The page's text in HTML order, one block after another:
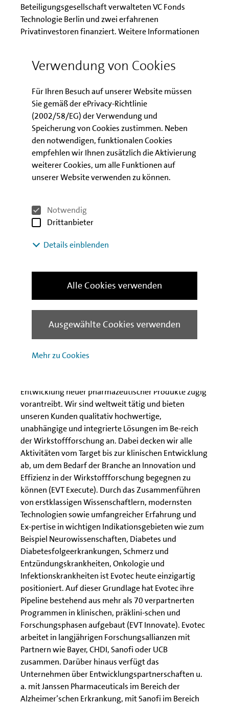
Verwendung von Cookies
Für Ihren Besuch auf unserer Website müssen
Sie gemäß der ePrivacy-Richtlinie
(2002/58/EG) der Verwendung und
Speicherung von Cookies zustimmen. Neben
den notwendigen, funktionalen Cookies
empfehlen wir Ihnen zusätzlich die Aktivierung
weiterer Cookies, um alle Funktionen auf
unserer Website verwenden zu können.
Notwendig
Drittanbieter
Details einblenden
Mehr zu Cookies
Ausgewählte Cookies verwenden
Alle Cookies verwenden
Beteiligungsgesellschaft verwalteten VC Fonds
Technologie Berlin und zwei erfahrenen
Privatinvestoren finanziert. Weitere Informationen
Epidarex Capital investiert in junge,
wachstumsstarke Life Science- und
Technologieunternehmen in England, Europa und den
USA. Das Unternehmen wurde gegründet, um der
Nachfrage für mehr Sektor-spezifisches Risikokapital
in jungen Unternehmen, inklusive Ausgründungen
führender Forschungsuniversitäten, nachzukommen.
mit Topwissenschaftlern und Existenzgründern zur
Entwicklung von hochinnovativen Produkten für den
Informationen besuchen Sie die folgende Website:
ÜBER DIE EVOTEC AG
Forschungsallianzen und Entwicklungspartner-
schaften mit führenden Pharma- und
Biotechnologieunternehmen, akademischen
Entwicklung neuer pharmazeutischer Produkte zügig
vorantreibt. Wir sind weltweit tätig und bieten
unseren Kunden qualitativ hochwertige,
unabhängige und integrierte Lösungen im Be-reich
der Wirkstoffforschung an. Dabei decken wir alle
Aktivitäten vom Target bis zur klinischen Entwicklung
ab, um dem Bedarf der Branche an Innovation und
Effizienz in der Wirkstoffforschung begegnen zu
können (EVT Execute). Durch das Zusammenführen
von erstklassigen Wissenschaftlern, modernsten
Technologien sowie umfangreicher Erfahrung und
Ex-pertise in wichtigen Indikationsgebieten wie zum
Beispiel Neurowissenschaften, Diabetes und
Diabetesfolgeerkrankungen, Schmerz und
Entzündungskrankheiten, Onkologie und
Infektionskrankheiten ist Evotec heute einzigartig
positioniert. Auf dieser Grundlage hat Evotec ihre
Pipeline bestehend aus mehr als 70 verpartnerten
Programmen in klinischen, präklini-schen und
Forschungsphasen aufgebaut (EVT Innovate). Evotec
arbeitet in langjährigen Forschungsallianzen mit
Partnern wie Bayer, CHDI, Sanofi oder UCB
zusammen. Darüber hinaus verfügt das
Unternehmen über Entwicklungspartnerschaften u.
a. mit Janssen Pharmaceuticals im Bereich der
Alzheimer’schen Erkrankung, mit Sanofi im Bereich